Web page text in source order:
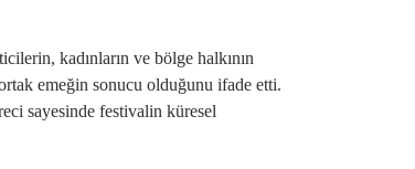
kadınların ve bölge halkının
emeğin sonucu olduğunu ifade etti.
sayesinde festivalin küresel